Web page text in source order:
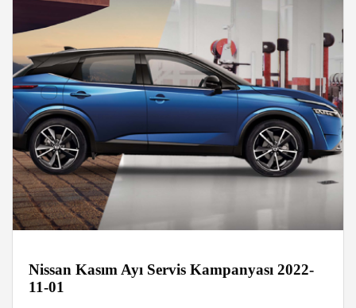
Nissan Kasım Ayı Servis Kampanyası 2022-
11-01